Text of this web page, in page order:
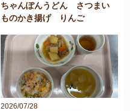
ちゃんぽんうどん さつまい
ものかき揚げ りんご
2026/07/28